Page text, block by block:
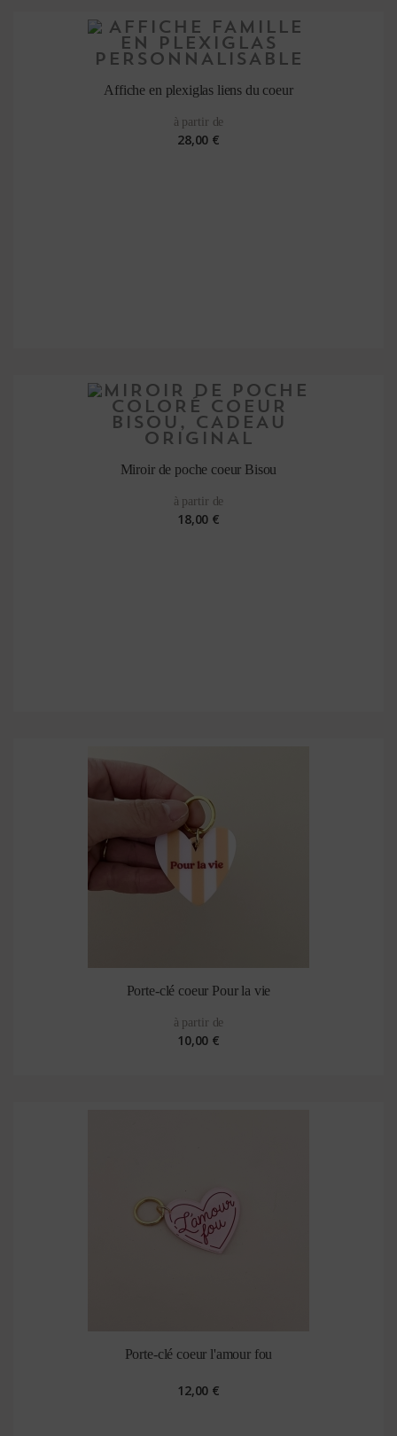
Affiche en plexiglas liens du coeur
à partir de
28,00 €
Miroir de poche coeur Bisou
à partir de
18,00 €
Porte-clé coeur Pour la vie
à partir de
10,00 €
Porte-clé coeur l'amour fou
12,00 €